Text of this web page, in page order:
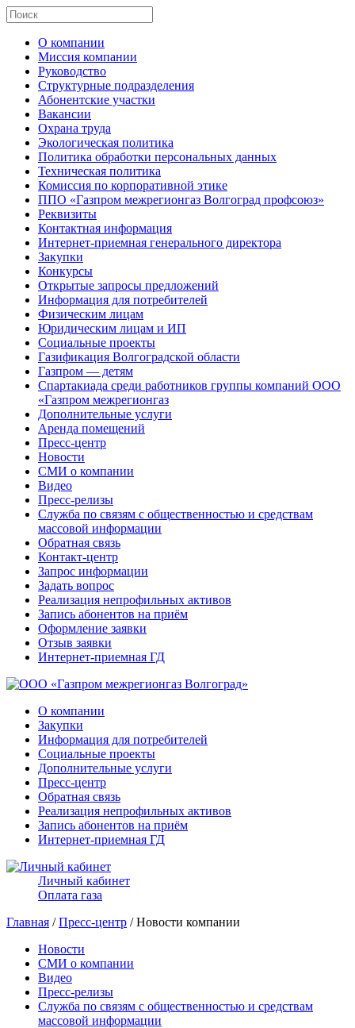
О компании
Миссия компании
Руководство
Структурные подразделения
Абонентские участки
Вакансии
Охрана труда
Экологическая политика
Политика обработки персональных данных
Техническая политика
Комиссия по корпоративной этике
ППО «Газпром межрегионгаз Волгоград профсоюз»
Реквизиты
Контактная информация
Интернет-приемная генерального директора
Закупки
Конкурсы
Открытые запросы предложений
Информация для потребителей
Физическим лицам
Юридическим лицам и ИП
Социальные проекты
Газификация Волгоградской области
Газпром — детям
Спартакиада среди работников группы компаний ООО
«Газпром межрегионгаз
Дополнительные услуги
Аренда помещений
Пресс-центр
Новости
СМИ о компании
Видео
Пресс-релизы
Служба по связям с общественностью и средствам
массовой информации
Обратная связь
Контакт-центр
Запрос информации
Задать вопрос
Реализация непрофильных активов
Запись абонентов на приём
Оформление заявки
Отзыв заявки
Интернет-приемная ГД
О компании
Закупки
Информация для потребителей
Социальные проекты
Дополнительные услуги
Пресс-центр
Обратная связь
Реализация непрофильных активов
Запись абонентов на приём
Интернет-приемная ГД
Личный кабинет
Оплата газа
Главная /Пресс-центр / Новости компании
Новости
СМИ о компании
Видео
Пресс-релизы
Служба по связям с общественностью и средствам
массовой информации